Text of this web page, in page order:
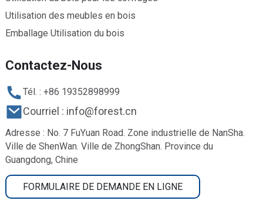
Utilisation des meubles en bois
Emballage Utilisation du bois
Contactez-Nous
Tél. : +86 19352898999
Courriel : info@forest.cn
Adresse : No. 7 FuYuan Road. Zone industrielle de NanSha.
Ville de ShenWan. Ville de ZhongShan. Province du
Guangdong, Chine
FORMULAIRE DE DEMANDE EN LIGNE